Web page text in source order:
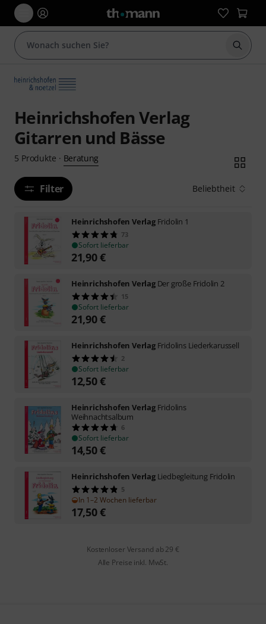
Suche
Heinrichshofen Verlag
Gitarren und Bässe
5 Produkte · Beratung
Filter Beliebtheit
Heinrichshofen Verlag Fridolin 1
73
Sofort lieferbar
21,90€
Heinrichshofen Verlag Der große Fridolin 2
15
Sofort lieferbar
21,90€
Heinrichshofen Verlag Fridolins Liederkarussell
2
Sofort lieferbar
12,50€
Heinrichshofen Verlag Fridolins
Weihnachtsalbum
6
Sofort lieferbar
14,50€
Heinrichshofen Verlag Liedbegleitung Fridolin
5
In 1–2 Wochen lieferbar
17,50€
Kostenloser Versand ab 29 €
Alle Preise inkl. MwSt.